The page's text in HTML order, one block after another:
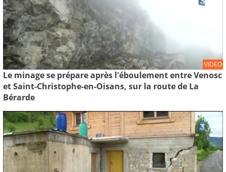
VIDEO
Le minage se prépare après l'éboulement entre Venosc
et Saint-Christophe-en-Oisans, sur la route de La
Bérarde